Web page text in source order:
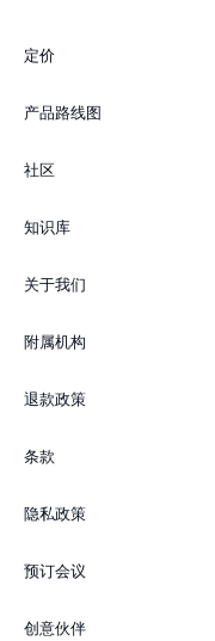
定价
产品路线图
社区
知识库
关于我们
附属机构
退款政策
条款
隐私政策
预订会议
创意伙伴